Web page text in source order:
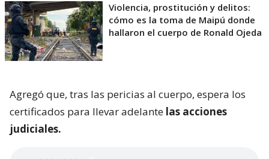
Violencia, prostitución y delitos:
cómo es la toma de Maipú donde
hallaron el cuerpo de Ronald Ojeda
Agregó que, tras las pericias al cuerpo, espera los
certificados para llevar adelante las acciones
judiciales.